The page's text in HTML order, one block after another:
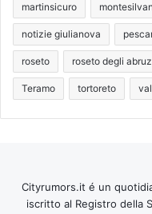
martinsicuro
notizie giulianova
roseto roseto degli
Teramo tortoreto
Cityrumors.it é un
iscritto al Registro della